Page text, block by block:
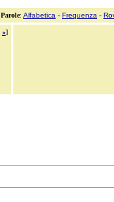
Parole: Alfabetica - Frequenza -
»]